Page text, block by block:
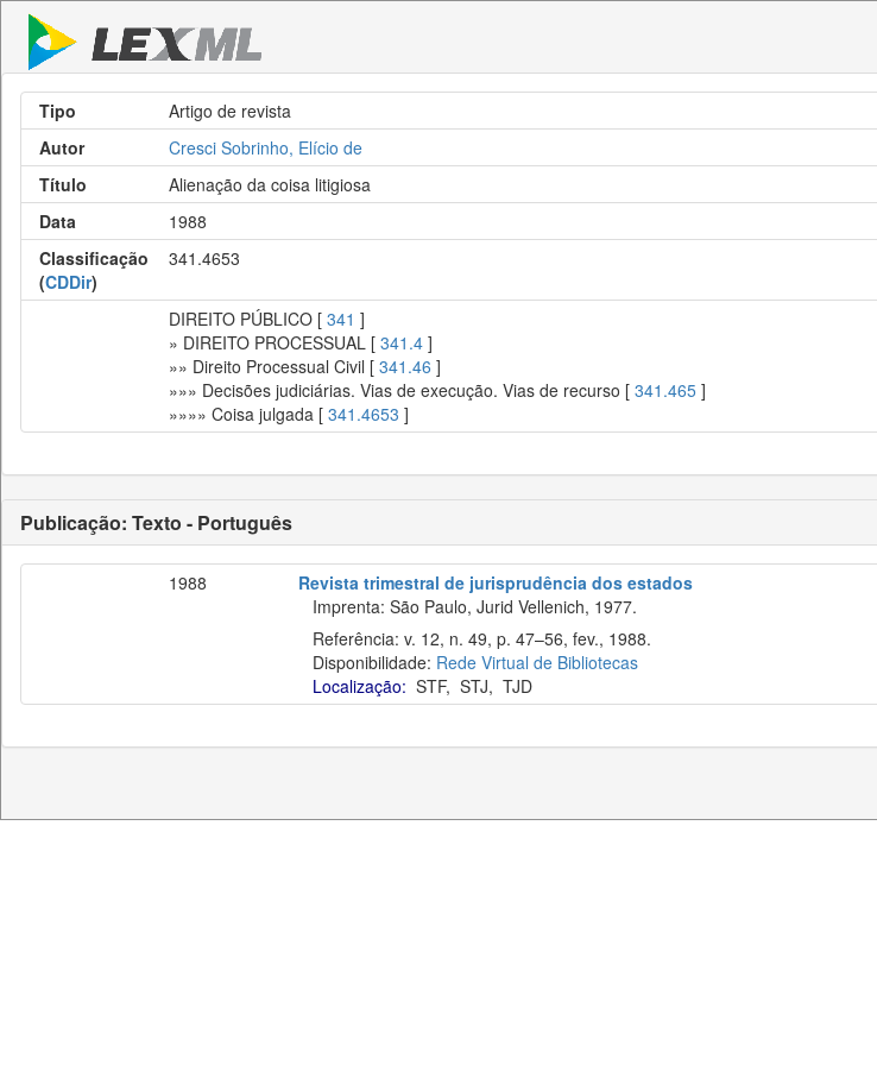
Tipo
Artigo de revista
Autor
Cresci Sobrinho, Elício de
Título
Alienação da coisa litigiosa
Data
1988
Classificação
(CDDir)
341.4653
DIREITO PÚBLICO [ 341 ]
» DIREITO PROCESSUAL [ 341.4 ]
»» Direito Processual Civil [ 341.46 ]
»»» Decisões judiciárias. Vias de execução. Vias de recurso [ 341.465 ]
»»»» Coisa julgada [ 341.4653 ]
Publicação: Texto - Português
1988
Revista trimestral de jurisprudência dos estados
Imprenta: São Paulo, Jurid Vellenich, 1977.
Referência: v. 12, n. 49, p. 47–56, fev., 1988.
Disponibilidade: Rede Virtual de Bibliotecas
Localização: STF, STJ, TJD